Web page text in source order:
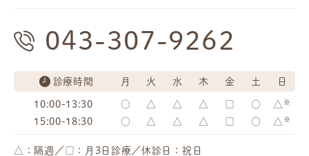
043-307-9262
診療時間 月 火 水 木 金 土 日
10:00-13:30 ○ △ △ △ ○ △ ※
15:00-18:30 ○ △ △ △ ○ △ ※
△：隔週／□：月3日診療／休診日：祝日